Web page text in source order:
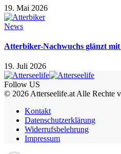
19. Mai 2026
News
Atterbiker-Nachwuchs glänzt
19. Juli 2026
Follow US
© 2026 Atterseelife.at Alle Rechte
Kontakt
Datenschutzerklärung
Widerrufsbelehrung
Impressum